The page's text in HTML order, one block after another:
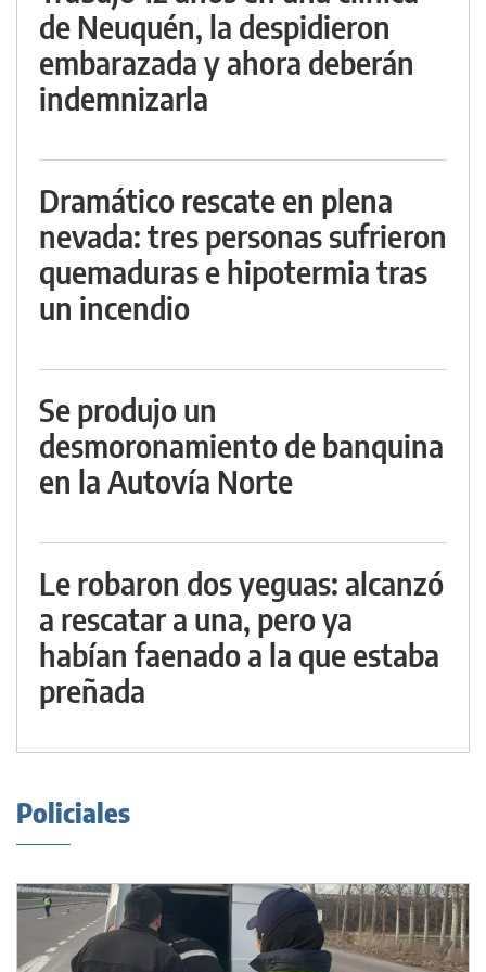
de Neuquén, la despidieron
embarazada y ahora deberán
indemnizarla
Dramático rescate en plena
nevada: tres personas sufrieron
quemaduras e hipotermia tras
un incendio
Se produjo un
desmoronamiento de banquina
en la Autovía Norte
Le robaron dos yeguas: alcanzó
a rescatar a una, pero ya
habían faenado a la que estaba
preñada
Policiales